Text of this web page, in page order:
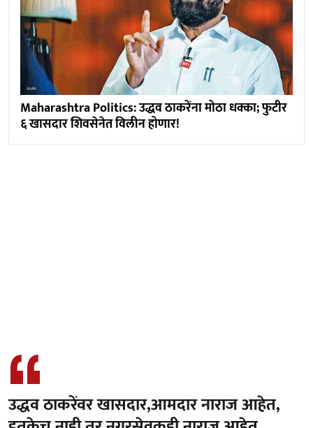
Maharashtra Politics: उद्धव ठाकरेंना मोठा धक्का; फुटीर
६ खासदार शिवसेनेत विलीन होणार!
उद्धव ठाकरेंवर खासदार,आमदार नाराज आहेत,